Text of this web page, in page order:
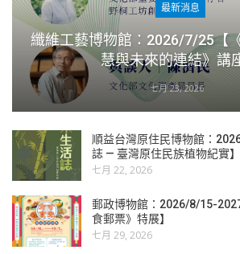
最新消息
纖維工藝博物館：2026/7/25【
慧與未來的連結》講
七月 23, 2026
順益台灣原住民博物館：
誌 — 臺灣原住民族植物紀實】
七月 22, 2026
郵政博物館：2026/8/15-
食郵票》特展】
七月 29, 2026